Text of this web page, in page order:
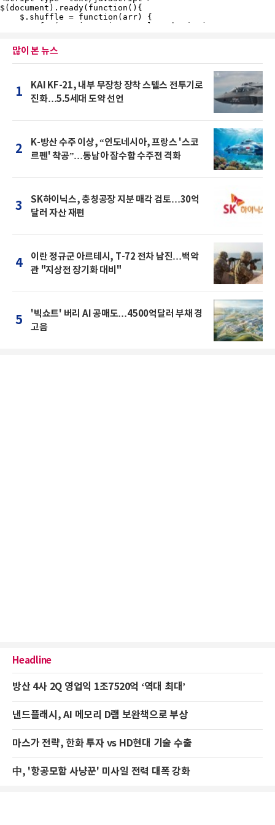
많이 본 뉴스
1
KAI KF-21, 내부 무장창 장착 스텔스 전투기로
진화…5.5세대 도약 선언
2
K-방산 수주 이상, “인도네시아, 프랑스 '스코
르펜' 착공”…동남아 잠수함 수주전 격화
3
SK하이닉스, 충칭공장 지분 매각 검토…30억
달러 자산 재편
4
이란 정규군 아르테시, T-72 전차 남진…백악
관 "지상전 장기화 대비"
5
'빅쇼트' 버리 AI 공매도…4500억달러 부채 경
고음
Headline
방산 4사 2Q 영업익 1조7520억 ‘역대 최대’
낸드플래시, AI 메모리 D램 보완책으로 부상
마스가 전략, 한화 투자 vs HD현대 기술 수출
中, '항공모함 사냥꾼' 미사일 전력 대폭 강화